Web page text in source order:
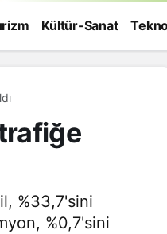
Kültür-Sanat
%33,7'sini
%0,7'sini